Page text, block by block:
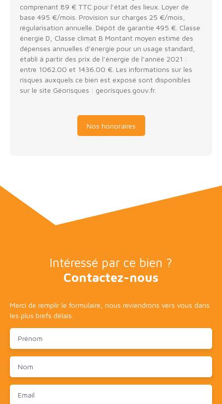
comprenant 89 € TTC pour l'état des lieux. Loyer de
base 495 €/mois. Provision sur charges 25 €/mois,
régularisation annuelle. Dépôt de garantie 495 €. Classe
énergie D, Classe climat B Montant moyen estimé des
dépenses annuelles d'énergie pour un usage standard,
établi à partir des prix de l'énergie de l'année 2021 :
entre 1062.00 et 1436.00 €. Les informations sur les
risques auxquels ce bien est exposé sont disponibles
sur le site Géorisques : georisques.gouv.fr.
Nos honoraires
Intéressé par ce bien ?
Contactez-nous
Merci de remplir le formulaire, nous reviendrons vers vous dans
les plus brefs délais.
Prénom
Nom
Email